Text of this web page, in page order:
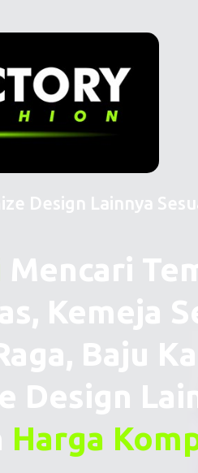
Design Lainnya
Mencari
Kemeja
Baju
Harga